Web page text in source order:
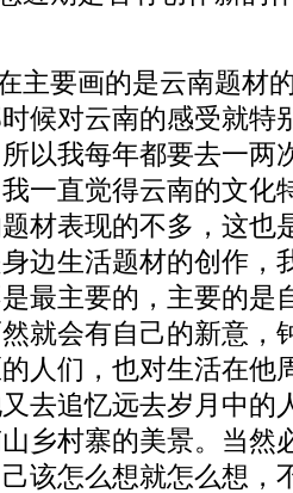
要画的是云南题材
候对云南的感受就特
以我每年都要去一两
一直觉得云南的文化
材表现的不多，这也
边生活题材的创作，
最主要的，主要的是
就会有自己的新意，
人们，也对生活在他
去追忆远去岁月中的
乡村寨的美景。当然
该怎么想就怎么想，